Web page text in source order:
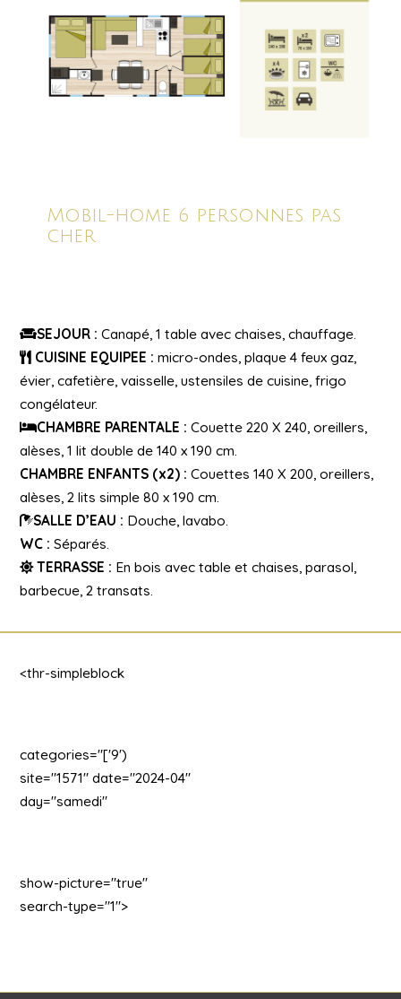
Mobil-home 6 personnes pas
cher
SEJOUR : Canapé, 1 table avec chaises, chauffage.
CUISINE EQUIPEE : micro-ondes, plaque 4 feux gaz,
évier, cafetière, vaisselle, ustensiles de cuisine, frigo
congélateur.
CHAMBRE PARENTALE : Couette 220 X 240, oreillers,
alèses, 1 lit double de 140 x 190 cm.
CHAMBRE ENFANTS (x2) : Couettes 140 X 200, oreillers,
alèses, 2 lits simple 80 x 190 cm.
SALLE D’EAU : Douche, lavabo.
WC : Séparés.
TERRASSE : En bois avec table et chaises, parasol,
barbecue, 2 transats.
<thr-simpleblock
categories="['9')
site="1571" date="2024-04"
day="samedi"
show-picture="true"
search-type="1">